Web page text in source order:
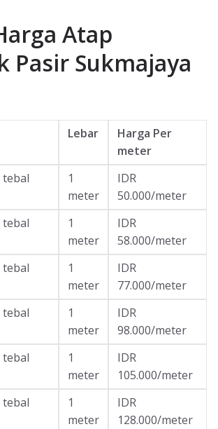
Atap
Pasir Sukmajaya
Lebar
Harga Per
meter
tebal
1
meter
IDR
50.000/meter
tebal
1
meter
IDR
58.000/meter
tebal
1
meter
IDR
77.000/meter
tebal
1
meter
IDR
98.000/meter
tebal
1
meter
IDR
105.000/meter
tebal
1
meter
IDR
128.000/meter